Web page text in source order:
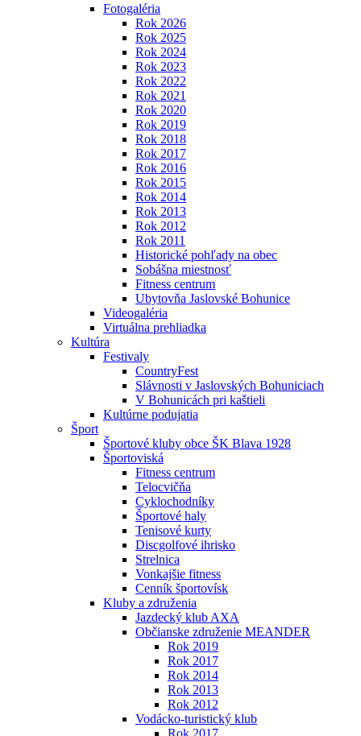
Fotogaléria
Rok 2026
Rok 2025
Rok 2024
Rok 2023
Rok 2022
Rok 2021
Rok 2020
Rok 2019
Rok 2018
Rok 2017
Rok 2016
Rok 2015
Rok 2014
Rok 2013
Rok 2012
Rok 2011
Historické pohľady na obec
Sobášna miestnosť
Fitness centrum
Ubytovňa Jaslovské Bohunice
Videogaléria
Virtuálna prehliadka
Kultúra
Festivaly
CountryFest
Slávnosti v Jaslovských Bohuniciach
V Bohunicách pri kaštieli
Kultúrne podujatia
Šport
Športové kluby obce ŠK Blava 1928
Športoviská
Fitness centrum
Telocvičňa
Cyklochodníky
Športové haly
Tenisové kurty
Discgolfové ihrisko
Strelnica
Vonkajšie fitness
Cenník športovísk
Kluby a združenia
Jazdecký klub AXA
Občianske združenie MEANDER
Rok 2019
Rok 2017
Rok 2014
Rok 2013
Rok 2012
Vodácko-turistický klub
Rok 2017